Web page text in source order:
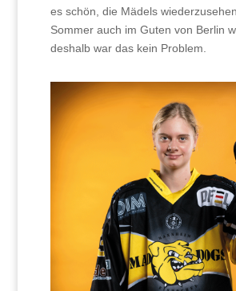
es schön, die Mädels
Sommer auch im Guten von Berlin
deshalb war das kein Problem.